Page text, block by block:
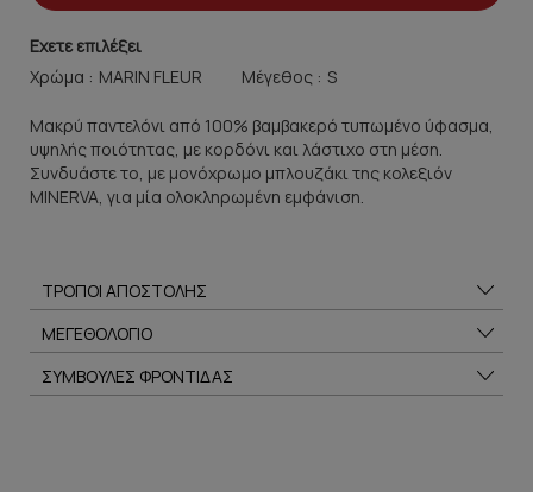
Εχετε επιλέξει
Χρώμα :
Μέγεθος :
Μακρύ παντελόνι από 100% βαμβακερό τυπωμένο ύφασμα,
υψηλής ποιότητας, με κορδόνι και λάστιχο στη μέση.
Συνδυάστε το, με μονόχρωμο μπλουζάκι της κολεξιόν
MINERVA, για μία ολοκληρωμένη εμφάνιση.
ΤΡΟΠΟΙ ΑΠΟΣΤΟΛΗΣ
ΜΕΓΕΘΟΛΟΓΙΟ
ΣΥΜΒΟΥΛΕΣ ΦΡΟΝΤΙΔΑΣ